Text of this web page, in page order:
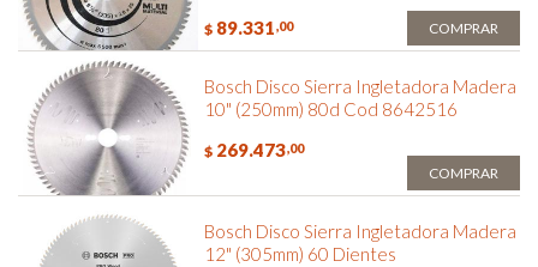
$ 89.331,00 COMPRAR
Bosch Disco Sierra Ingletadora Madera
10" (250mm) 80d Cod 8642516
$ 269.473,00
COMPRAR
Bosch Disco Sierra Ingletadora Madera
12" (305mm) 60 Dientes